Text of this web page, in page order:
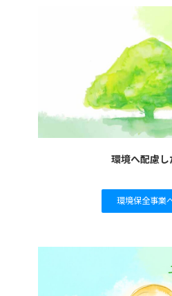
環境へ配慮し
環境保全事業